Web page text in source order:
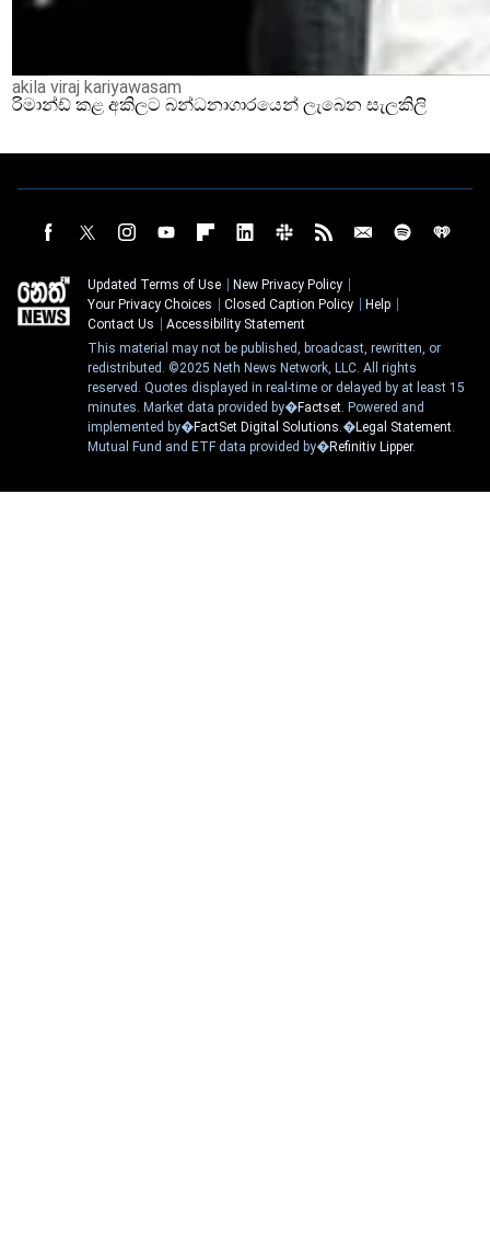
akila viraj kariyawasam
රිමාන්ඩ් කළ අකිලට බන්ධනාගාරයෙන් ලැබෙන සැලකිලි
Updated Terms of Use
New Privacy Policy
Your Privacy Choices
Closed Caption Policy
Help
Contact Us
Accessibility Statement
This material may not be published, broadcast, rewritten, or
redistributed. ©2025 Neth News Network, LLC. All rights
reserved. Quotes displayed in real-time or delayed by at least 15
minutes. Market data provided by�Factset. Powered and
implemented by�FactSet Digital Solutions.�Legal Statement.
Mutual Fund and ETF data provided by�Refinitiv Lipper.